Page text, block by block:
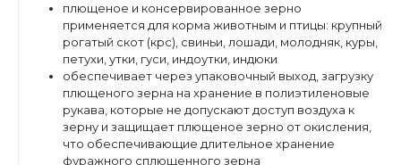
плющеное и консервированное зерно
применяется для корма животным и птицы: крупный
рогатый скот (крс), свиньи, лошади, молодняк, куры,
петухи, утки, гуси, индоутки, индюки
обеспечивает через упаковочный выход, загрузку
плющеного зерна на хранение в полиэтиленовые
рукава, которые не допускают доступ воздуха к
зерну и защищает плющеное зерно от окисления,
что обеспечивающие длительное хранение
фуражного сплющенного зерна